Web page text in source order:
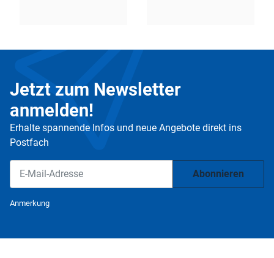
Jetzt zum Newsletter
anmelden!
Erhalte spannende Infos und neue Angebote direkt ins
Postfach
Abonnieren
Anmerkung